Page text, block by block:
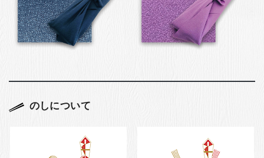
のしについて